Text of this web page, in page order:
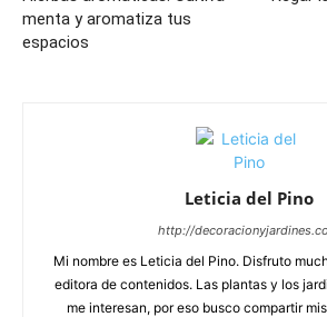
menta y aromatiza tus
espacios
Leticia del Pino
http://
Mi nombre es Leticia del Pino. Disfruto
editora de contenidos. Las plantas y los
me interesan, por eso busco compartir